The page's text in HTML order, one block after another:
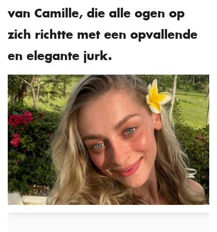
van Camille, die alle ogen op
zich richtte met een opvallende
en elegante jurk.